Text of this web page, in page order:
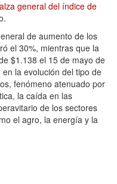
alza general del índice de
de aumento de los
el 30%, mientras que la
$1.138 el 15 de mayo de
en la evolución del tipo de
fenómeno atenuado por
la caída en las
de los sectores
el agro, la energía y la